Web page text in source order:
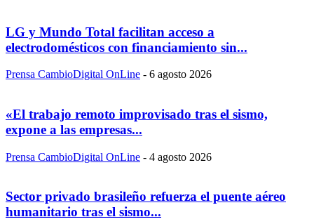
LG y Mundo Total facilitan acceso a
electrodomésticos con financiamiento sin...
Prensa CambioDigital OnLine - 6 agosto 2026
«El trabajo remoto improvisado tras el sismo,
expone a las empresas...
Prensa CambioDigital OnLine - 4 agosto 2026
Sector privado brasileño refuerza el puente aéreo
humanitario tras el sismo...